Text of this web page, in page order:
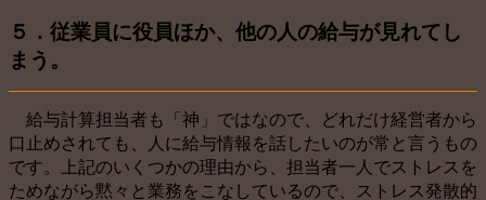
５．従業員に役員ほか、他の人の給与が見れてし
まう。
給与計算担当者も「神」ではなので、どれだけ経営者から
口止めされても、人に給与情報を話したいのが常と言うもの
です。上記のいくつかの理由から、担当者一人でストレスを
ためながら黙々と業務をこなしているので、ストレス発散的